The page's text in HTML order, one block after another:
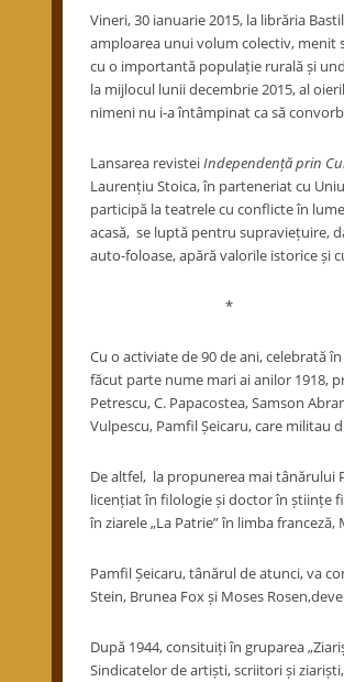
Vineri, 30 ianuarie 2015, la librăria
amploarea unui volum colectiv, menit
cu o importantă populație rurală și
la mijlocul lunii decembrie 2015, al
nimeni nu i-a întâmpinat ca să
Lansarea revisteiIndependență prin
Laurențiu Stoica, în parteneriat cu
participă la teatrele cu conflicte în
acasă, se luptă pentru supraviețuire,
auto-foloase, apără valorile istorice și
*
Cu o activiate de 90 de ani, celebrată
făcut parte nume mari ai anilor 1918,
Petrescu, C. Papacostea, Samson
Vulpescu, Pamfil Șeicaru, care
De altfel, la propunerea mai tânărului
licențiat în filologie și doctor în științe
în ziarele „La Patrie” în limba
Pamfil Șeicaru, tânărul de atunci, va
Stein, Brunea Fox și Moses
După 1944, consituiți în gruparea
Sindicatelor de artiști, scriitori și